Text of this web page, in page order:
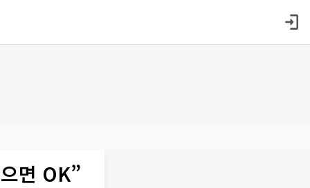
면 OK”